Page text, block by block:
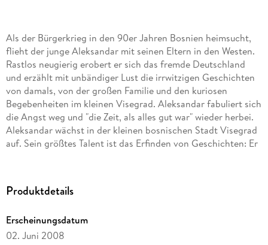
Als der Bürgerkrieg in den 90er Jahren Bosnien heimsucht,
flieht der junge Aleksandar mit seinen Eltern in den Westen.
Rastlos neugierig erobert er sich das fremde Deutschland
und erzählt mit unbändiger Lust die irrwitzigen Geschichten
von damals, von der großen Familie und den kuriosen
Begebenheiten im kleinen Visegrad. Aleksandar fabuliert sich
die Angst weg und "die Zeit, als alles gut war" wieder herbei.
Aleksandar wächst in der kleinen bosnischen Stadt Visegrad
auf. Sein größtes Talent ist das Erfinden von Geschichten: Er
Ehemänner und viel zu unglaublich die Geständnisse des
Visegrad hereinbricht, hält die Welt, wie Aleksandar sie
kannte, der Gewalt nicht stand, und die Familie muss fliehen.
Produktdetails
Erscheinungsdatum
02. Juni 2008